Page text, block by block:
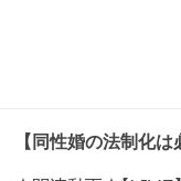
【同性婚の法制化